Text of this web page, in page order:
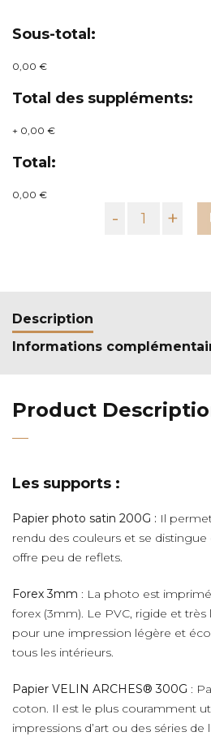
Sous-total:
0,00 €
Total des suppléments:
+ 0,00 €
Total:
0,00 €
- +
Description
Informations
Product
Les supports :
Papier photo satin 200G : Il
rendu des couleurs et se distingue
offre peu de reflets.
Forex 3mm : La photo est
forex (3mm). Le PVC, rigide et
pour une impression légère et
tous les intérieurs.
Papier VELIN ARCHES® 300G :
coton. Il est le plus couramment
impressions d’art ou des séries de